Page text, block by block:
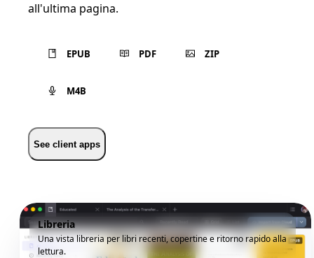
all'ultima pagina.
EPUB PDF ZIP
M4B
See client apps
Libreria
Una vista libreria per libri recenti, copertine e ritorno rapido alla
lettura.